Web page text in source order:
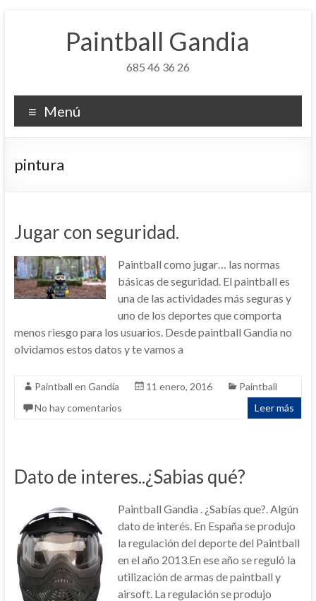
Paintball Gandia
685 46 36 26
Menú
pintura
Jugar con seguridad.
Paintball como jugar… las normas
básicas de seguridad. El paintball es
una de las actividades más seguras y
uno de los deportes que comporta
menos riesgo para los usuarios. Desde paintball Gandia no
olvidamos estos datos y te vamos a
Paintball en Gandia 11 enero, 2016
Paintball
No hay comentarios
Leer más
Dato de interes..¿Sabias qué?
Paintball Gandia . ¿Sabías que?. Algún
dato de interés. En España se produjo
la regulación del deporte del Paintball
en el año 2013.En ese año se reguló la
utilización de armas de paintball y
airsoft. La regulación se produjo